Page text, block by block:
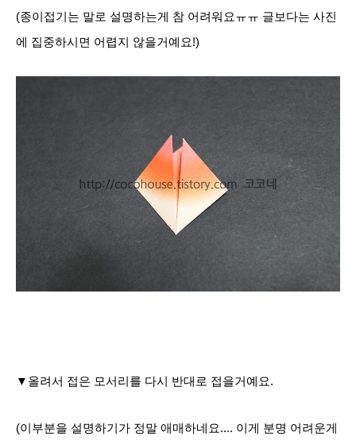
(종이접기는 말로 설명하는게 참 어려워요ㅠㅠ 글보다는 사진
에 집중하시면 어렵지 않을거예요!)
▼ 올려서 접은 모서리를 다시 반대로 접을거예요.
(이부분을 설명하기가 정말 애매하네요.... 이게 분명 어려운게